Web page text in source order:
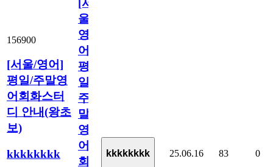
156900
[서울/영어]
평일/주말영
어회화스터
디 안내(왕초
보)
kkkkkkkk
[서
울/
영
어]
평
일/
주
말
영
어
회
kkkkkkkk 25.06.16 83 0